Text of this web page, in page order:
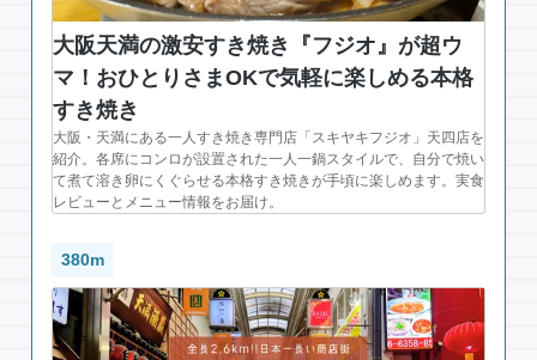
大阪天満の激安すき焼き『フジオ』が超ウ
マ！おひとりさまOKで気軽に楽しめる本格
すき焼き
大阪・天満にある一人すき焼き専門店「スキヤキフジオ」天四店を
紹介。各席にコンロが設置された一人一鍋スタイルで、自分で焼い
て煮て溶き卵にくぐらせる本格すき焼きが手頃に楽しめます。実食
レビューとメニュー情報をお届け。
380m